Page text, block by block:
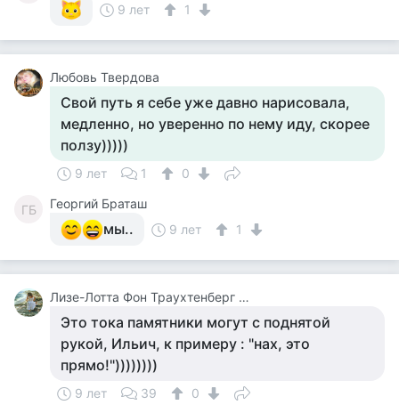
9 лет
1
Любовь Твердова
Свой путь я себе уже давно нарисовала,
медленно, но уверенно по нему иду, скорее
ползу)))))
9 лет 1 0
ГБ Георгий Браташ
мы.. 9 лет 1
Лизе-Лотта Фон Траухтенберг ( Файнзильберминц В Девичестве)
Это тока памятники могут с поднятой
рукой, Ильич, к примеру : "нах, это
прямо!"))))))))
9 лет 39
0